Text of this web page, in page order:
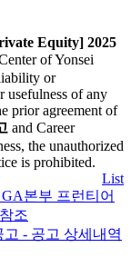
Equity] 2025
of Yonsei
or
usefulness of any
prior agreement of
and Career
the unauthorized
is prohibited.
List
본부 프런티어
조
- 공고 상세내역